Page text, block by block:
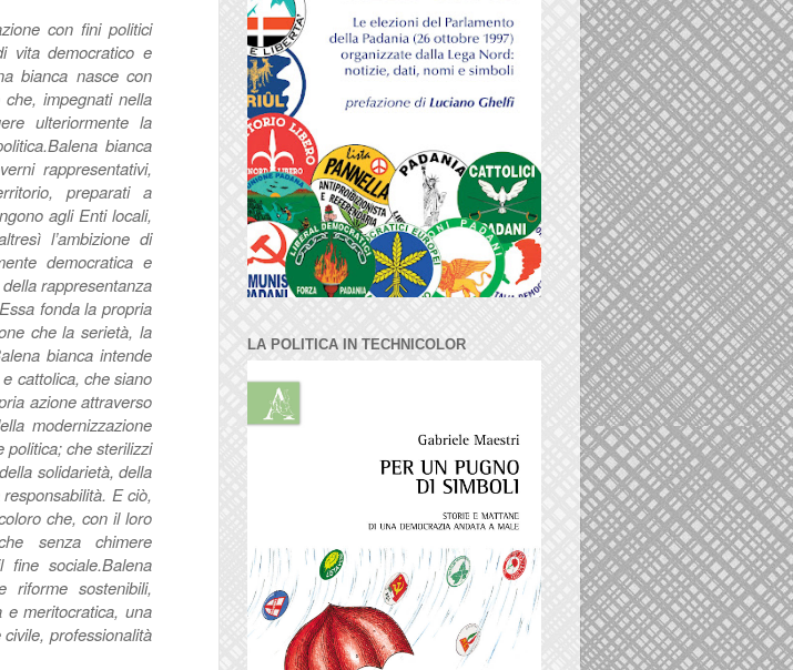
con fini politici
vita democratico e
bianca nasce con
impegnati nella
ulteriormente la
Balena bianca
rappresentativi,
preparati a
agli Enti locali,
l’ambizione di
democratica e
rappresentanza
fonda la propria
che la serietà, la
bianca intende
cattolica, che siano
azione attraverso
modernizzazione
politica; che sterilizzi
solidarietà, della
E ciò,
che, con il loro
senza chimere
fine sociale.Balena
riforme sostenibili,
e meritocratica, una
professionalità
LA POLITICA IN TECHNICOLOR